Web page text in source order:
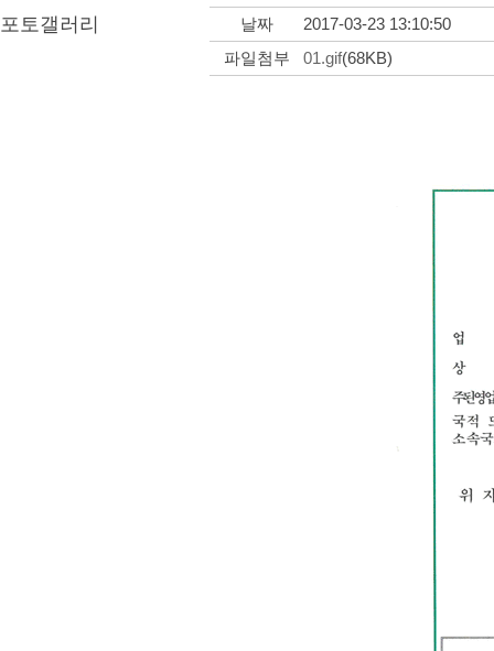
포토갤러리
날짜
2017-03-23 13:10:50
파일첨부
01.gif(68KB)